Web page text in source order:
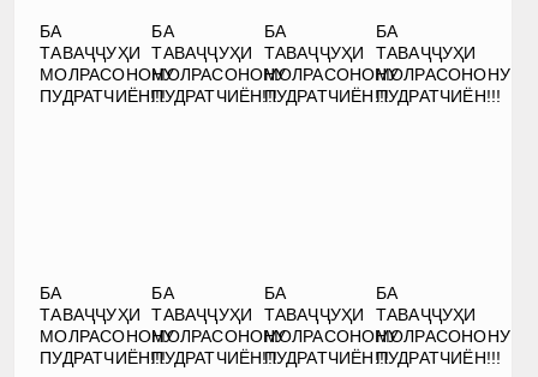
БА
ТАВАҶҶУҲИ
МОЛРАСОНОНУ
ПУДРАТЧИЁН!!!
БА
ТАВАҶҶУҲИ
МОЛРАСОНОНУ
ПУДРАТЧИЁН!!!
БА
ТАВАҶҶУҲИ
МОЛРАСОНОНУ
ПУДРАТЧИЁН!!!
БА
ТАВАҶҶУҲИ
МОЛРАСОНОНУ
ПУДРАТЧИЁН!!!
БА
ТАВАҶҶУҲИ
МОЛРАСОНОНУ
ПУДРАТЧИЁН!!!
БА
ТАВАҶҶУҲИ
МОЛРАСОНОНУ
ПУДРАТЧИЁН!!!
БА
ТАВАҶҶУҲИ
МОЛРАСОНОНУ
ПУДРАТЧИЁН!!!
БА
ТАВАҶҶУҲИ
МОЛРАСОНОНУ
ПУДРАТЧИЁН!!!